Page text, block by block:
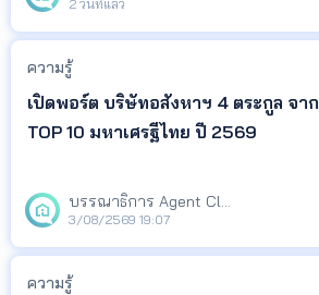
Insight ที่ช่วยให้คุณเข้าใจพฤติกรรมผู้
ค้นหา และติดตามทิศทางตลาด
อสังหาริมทรัพย์ได้ในที่เดียว
2 วันที่แล้ว
ความรู้
เปิดพอร์ต บริษัทอสังหาฯ 4 ตระกูล จาก
TOP 10 มหาเศรฐีไทย ปี 2569
บรรณาธิการ Agent Club
3/08/2569 19:07
ความรู้